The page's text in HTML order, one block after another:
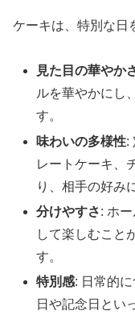
ケーキは、特別な日
見た目の華やか
ルを華やかにし
す。
味わいの多様性:
レートケーキ、
り、相手の好み
分けやすさ: ホ
して楽しむこと
す。
特別感: 日常的
日や記念日とい